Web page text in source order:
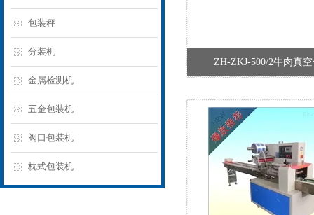
包装秤
分装机
金属检测机
五金包装机
阀口包装机
枕式包装机
ZH-ZKJ-500/2牛肉真